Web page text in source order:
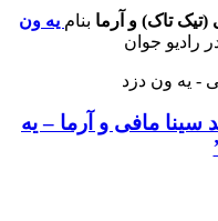
(تیک تاک) و آرما بنام یه ون
رادیو جوان
سینا مافی و آرما – یه